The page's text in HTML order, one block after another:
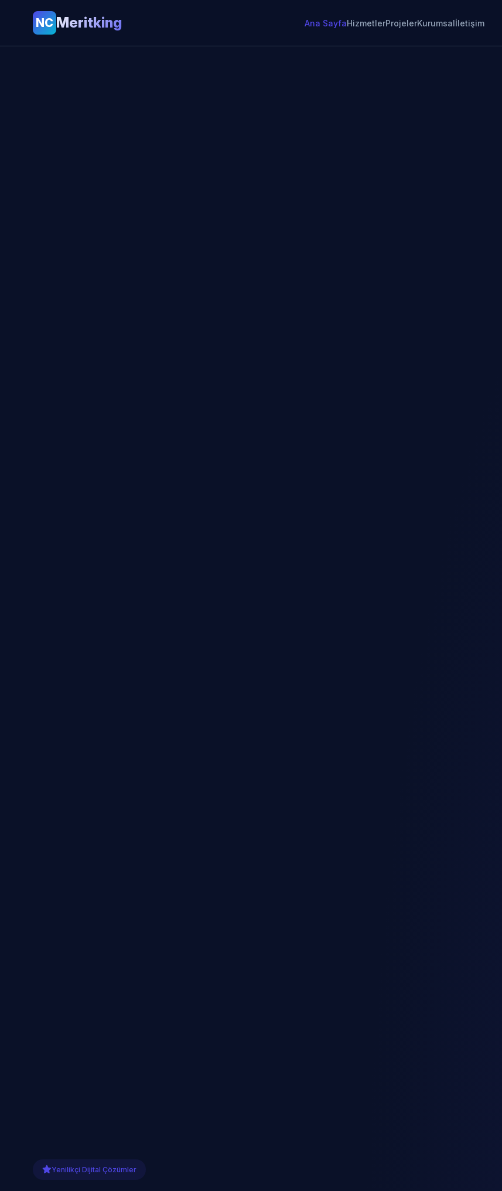
NC Meritking Ana SayfaHizmetlerProjelerKurumsalİletişim
Yenilikçi Dijital Çözümler